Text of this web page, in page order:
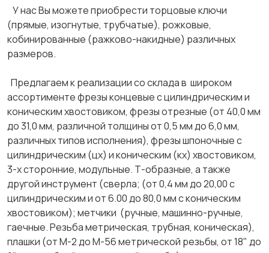
У нас Вы можете приобрести торцовые ключи
(прямые, изогнутые, трубчатые), рожковые,
кобинированные (ражково-накидные) различных
размеров.
Предлагаем к реализации со склада в широком
ассортименте фрезы концевые с цилиндрическим и
коническим хвостовиком, фрезы отрезные (от 40,0 мм
до 31,0 мм, различной толщины от 0,5 мм до 6,0 мм,
различных типов исполнения), фрезы шпоночные с
цилиндрическим (цх) и коническим (кх) хвостовиком,
3-х сторонние, модульные. Т-образные, а также
другой инструмент (сверла; (от 0,4 мм до 20,00 с
цилиндрическим и от 6.00 до 80,0 мм с коническим
хвостовиком); метчики (ручные, машинно-ручные,
гаечные. Резьба метрическая, трубная, коническая),
плашки (от М-2 до М-56 метрической резьбы, от 18" до